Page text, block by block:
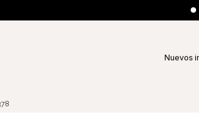
Nuevos